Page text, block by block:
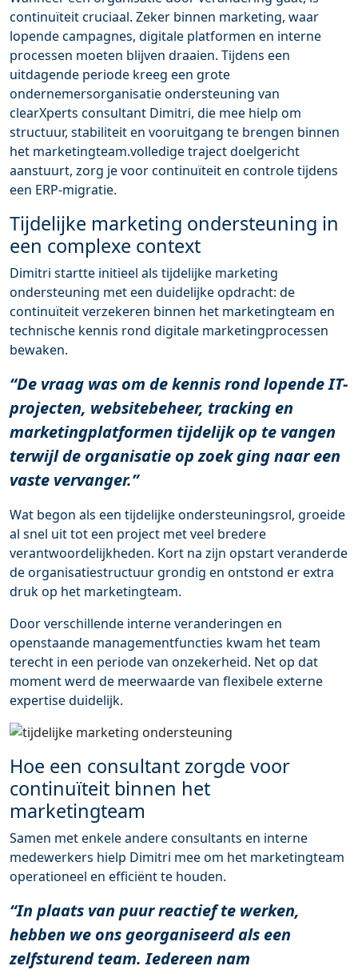
continuïteit cruciaal. Zeker binnen marketing, waar
lopende campagnes, digitale platformen en interne
processen moeten blijven draaien. Tijdens een
uitdagende periode kreeg een grote
ondernemersorganisatie ondersteuning van
clearXperts consultant Dimitri, die mee hielp om
structuur, stabiliteit en vooruitgang te brengen binnen
het marketingteam.volledige traject doelgericht
aanstuurt, zorg je voor continuïteit en controle tijdens
een ERP-migratie.
Tijdelijke marketing ondersteuning in
een complexe context
Dimitri startte initieel als tijdelijke marketing
ondersteuning met een duidelijke opdracht: de
continuïteit verzekeren binnen het marketingteam en
technische kennis rond digitale marketingprocessen
bewaken.
“De vraag was om de kennis rond lopende IT-
projecten, websitebeheer, tracking en
marketingplatformen tijdelijk op te vangen
terwijl de organisatie op zoek ging naar een
vaste vervanger.”
Wat begon als een tijdelijke ondersteuningsrol, groeide
al snel uit tot een project met veel bredere
verantwoordelijkheden. Kort na zijn opstart veranderde
de organisatiestructuur grondig en ontstond er extra
druk op het marketingteam.
Door verschillende interne veranderingen en
openstaande managementfuncties kwam het team
terecht in een periode van onzekerheid. Net op dat
moment werd de meerwaarde van flexibele externe
expertise duidelijk.
Hoe een consultant zorgde voor
continuïteit binnen het
marketingteam
Samen met enkele andere consultants en interne
medewerkers hielp Dimitri mee om het marketingteam
operationeel en efficiënt te houden.
“In plaats van puur reactief te werken,
hebben we ons georganiseerd als een
zelfsturend team. Iedereen nam